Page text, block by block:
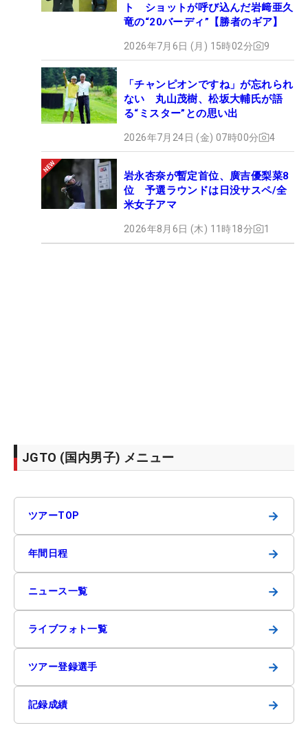
ト ショットが呼び込んだ岩﨑亜久
竜の“20バーディ”【勝者のギア】
2026年7月6日 (月) 15時02分 9
「チャンピオンですね」が忘れられ
ない 丸山茂樹、松坂大輔氏が語
る“ミスター”との思い出
2026年7月24日 (金) 07時00分 4
岩永杏奈が暫定首位、廣吉優梨菜8
位 予選ラウンドは日没サスペ/全
米女子アマ
2026年8月6日 (木) 11時18分 1
JGTO (国内男子) メニュー
ツアーTOP →
年間日程 →
ニュース一覧 →
ライブフォト一覧 →
ツアー登録選手 →
記録成績 →